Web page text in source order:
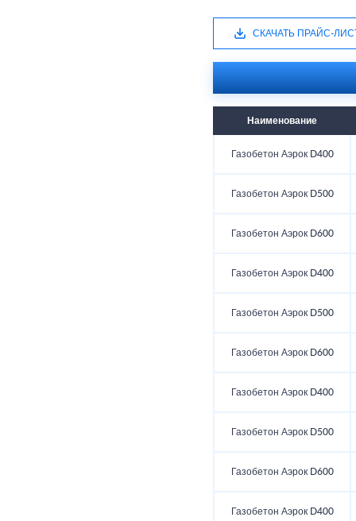
СКАЧАТЬ ПРАЙС-
Наименование
Газобетон Аэрок D400
Газобетон Аэрок D500
Газобетон Аэрок D600
Газобетон Аэрок D400
Газобетон Аэрок D500
Газобетон Аэрок D600
Газобетон Аэрок D400
Газобетон Аэрок D500
Газобетон Аэрок D600
Газобетон Аэрок D400